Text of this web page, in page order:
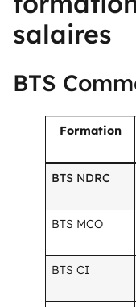
salaires
BTS
Formation
BTS NDRC
BTS MCO
BTS CI